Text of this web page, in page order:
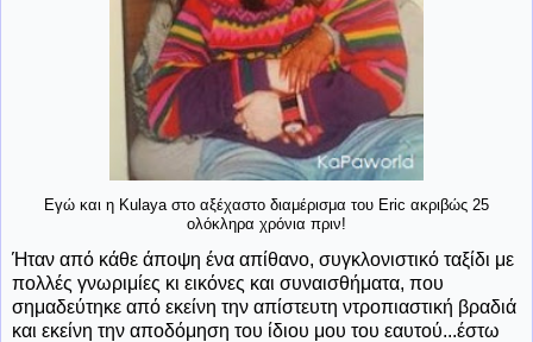
Εγώ και η Kulaya στο αξέχαστο διαμέρισμα του Eric ακριβώς 25
ολόκληρα χρόνια πριν!
Ήταν από κάθε άποψη ένα απίθανο, συγκλονιστικό ταξίδι με
πολλές γνωριμίες κι εικόνες και συναισθήματα, που
σημαδεύτηκε από εκείνη την απίστευτη ντροπιαστική βραδιά
και εκείνη την αποδόμηση του ίδιου μου του εαυτού...έστω